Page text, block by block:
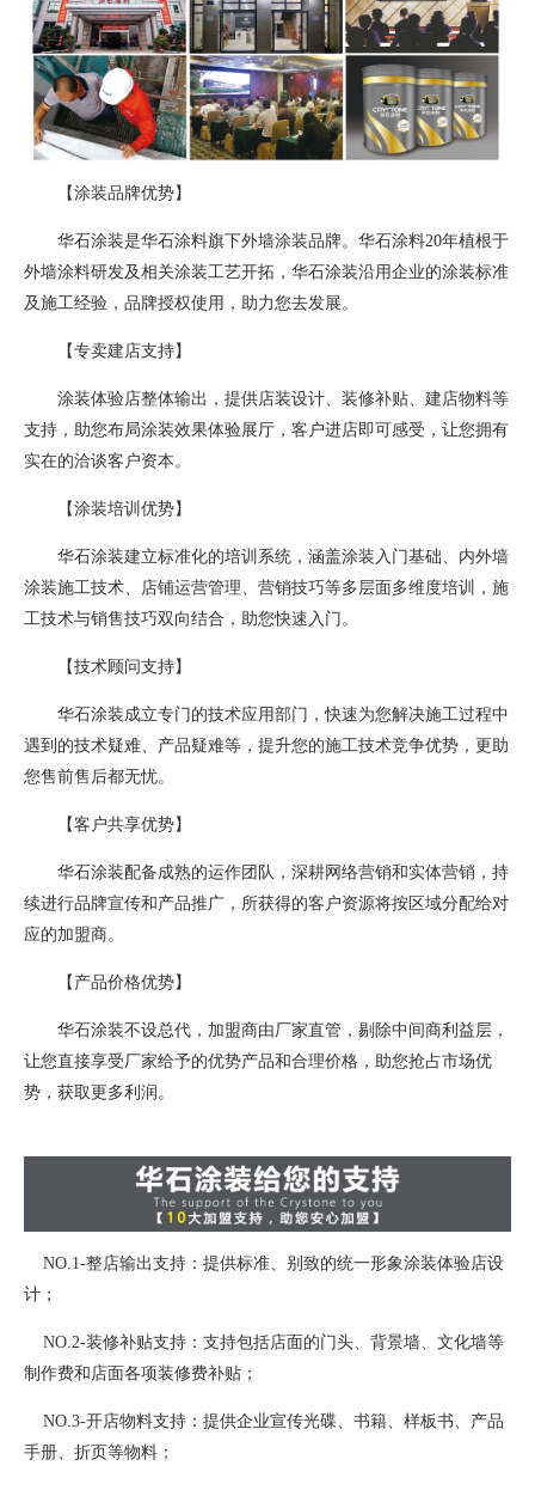
【涂装品牌优势】
华石涂装是华石涂料旗下外墙涂装品牌。华石涂料20年植根于
外墙涂料研发及相关涂装工艺开拓，华石涂装沿用企业的涂装标准
及施工经验，品牌授权使用，助力您去发展。
【专卖建店支持】
涂装体验店整体输出，提供店装设计、装修补贴、建店物料等
支持，助您布局涂装效果体验展厅，客户进店即可感受，让您拥有
实在的洽谈客户资本。
【涂装培训优势】
华石涂装建立标准化的培训系统，涵盖涂装入门基础、内外墙
涂装施工技术、店铺运营管理、营销技巧等多层面多维度培训，施
工技术与销售技巧双向结合，助您快速入门。
【技术顾问支持】
华石涂装成立专门的技术应用部门，快速为您解决施工过程中
遇到的技术疑难、产品疑难等，提升您的施工技术竞争优势，更助
您售前售后都无忧。
【客户共享优势】
华石涂装配备成熟的运作团队，深耕网络营销和实体营销，持
续进行品牌宣传和产品推广，所获得的客户资源将按区域分配给对
应的加盟商。
【产品价格优势】
华石涂装不设总代，加盟商由厂家直管，剔除中间商利益层，
让您直接享受厂家给予的优势产品和合理价格，助您抢占市场优
势，获取更多利润。
NO.1-整店输出支持：提供标准、别致的统一形象涂装体验店设
计；
NO.2-装修补贴支持：支持包括店面的门头、背景墙、文化墙等
制作费和店面各项装修费补贴；
NO.3-开店物料支持：提供企业宣传光碟、书籍、样板书、产品
手册、折页等物料；